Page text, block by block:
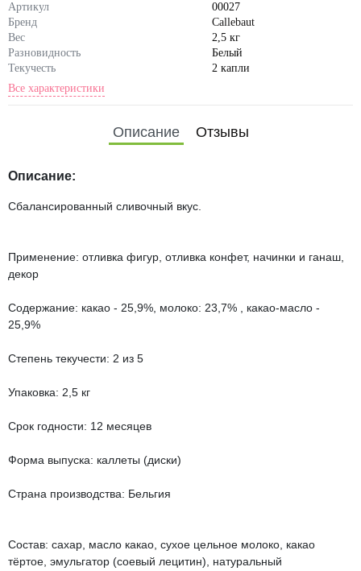
Артикул
00027
Бренд
Callebaut
Вес
2,5 кг
Разновидность
Белый
Текучесть
2 капли
Все характеристики
оевый лецитин; натуральны
Описание Отзывы
Описание:
Сбалансированный сливочный вкус.
Применение: отливка фигур, отливка конфет, начинки и ганаш,
декор
Содержание: какао - 25,9%, молоко: 23,7% , какао-масло -
25,9%
Степень текучести: 2 из 5
Упаковка: 2,5 кг
Срок годности: 12 месяцев
Форма выпуска: каллеты (диски)
Страна производства: Бельгия
Состав: сахар, масло какао, сухое цельное молоко, какао
тёртое, эмульгатор (соевый лецитин), натуральный